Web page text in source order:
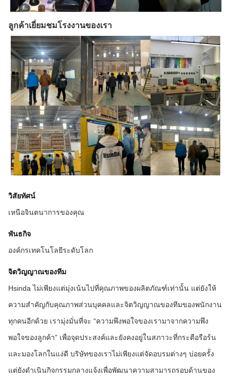
ลูกค้าเยี่ยมชมโรงงานของเรา
วิสัยทัศน์
เหนือจินตนาการของคุณ
พันธกิจ
องค์กรเทคโนโลยีระดับโลก
จิตวิญญาณของทีม
Hsinda ไม่เพียงแต่มุ่งเน้นไปที่คุณภาพของผลิตภัณฑ์เท่านั้น แต่ยังให้
ความสำคัญกับคุณภาพส่วนบุคคลและจิตวิญญาณของทีมของพนักงาน
ทุกคนอีกด้วย เรามุ่งมั่นที่จะ “ความพึงพอใจของเรามาจากความพึง
พอใจของลูกค้า” เพื่อจุดประสงค์และยังคงอยู่ในสภาวะที่กระตือรือร้น
และมองโลกในแง่ดี บริษัทของเราไม่เพียงแต่จัดอบรมต่างๆ บ่อยครั้ง
แต่ยังดำเนินกิจกรรมกลางแจ้งเพื่อพัฒนาความสามารถรอบด้านของ